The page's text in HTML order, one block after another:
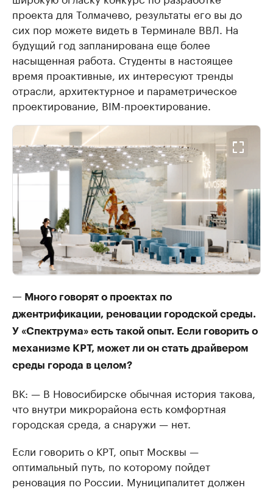
проекта для Толмачево, результаты его вы до
сих пор можете видеть в Терминале ВВЛ. На
будущий год запланирована еще более
насыщенная работа. Студенты в настоящее
время проактивные, их интересуют тренды
отрасли, архитектурное и параметрическое
проектирование, BIM-проектирование.
— Много говорят о проектах по
джентрификации, реновации городской среды.
У «Спектрума» есть такой опыт. Если говорить о
механизме КРТ, может ли он стать драйвером
среды города в целом?
ВК: — В Новосибирске обычная история такова,
что внутри микрорайона есть комфортная
городская среда, а снаружи — нет.
Если говорить о КРТ, опыт Москвы —
оптимальный путь, по которому пойдет
реновация по России. Муниципалитет должен